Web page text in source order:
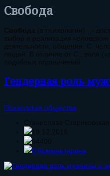
Свобода
Свобода
(в психологии) —
выбор и реализация человеком
деятельности, общения. С.
людей. В отличие от С., воля
подобных ограничений.
Гендерная роль
Психология общества
Станислава Стариковская
19.12.2016
54400
0 Комментариев